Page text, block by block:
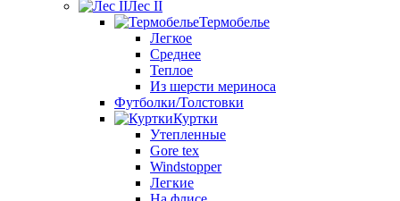
Лес II
Термобелье
Легкое
Среднее
Теплое
Из шерсти мериноса
Футболки/Толстовки
Куртки
Утепленные
Gore tex
Windstopper
Легкие